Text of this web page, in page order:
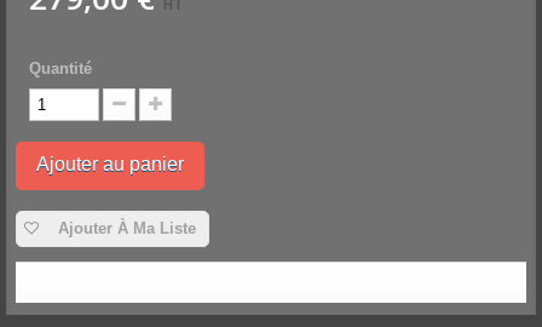
HT
Quantité
Ajouter au panier
Ajouter À Ma Liste